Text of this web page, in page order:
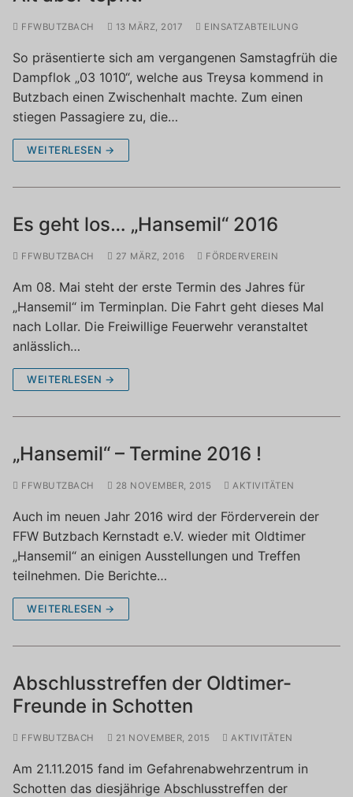
FFWBUTZBACH 13 MÄRZ, 2017 EINSATZABTEILUNG
So präsentierte sich am vergangenen Samstagfrüh die
Dampflok „03 1010“, welche aus Treysa kommend in
Butzbach einen Zwischenhalt machte. Zum einen
stiegen Passagiere zu, die…
WEITERLESEN →
Es geht los… „Hansemil“ 2016
FFWBUTZBACH 27 MÄRZ, 2016 FÖRDERVEREIN
Am 08. Mai steht der erste Termin des Jahres für
„Hansemil“ im Terminplan. Die Fahrt geht dieses Mal
nach Lollar. Die Freiwillige Feuerwehr veranstaltet
anlässlich…
WEITERLESEN →
„Hansemil“ – Termine 2016 !
FFWBUTZBACH 28 NOVEMBER, 2015 AKTIVITÄTEN
Auch im neuen Jahr 2016 wird der Förderverein der
FFW Butzbach Kernstadt e.V. wieder mit Oldtimer
„Hansemil“ an einigen Ausstellungen und Treffen
teilnehmen. Die Berichte…
WEITERLESEN →
Abschlusstreffen der Oldtimer-
Freunde in Schotten
FFWBUTZBACH 21 NOVEMBER, 2015 AKTIVITÄTEN
Am 21.11.2015 fand im Gefahrenabwehrzentrum in
Schotten das diesjährige Abschlusstreffen der